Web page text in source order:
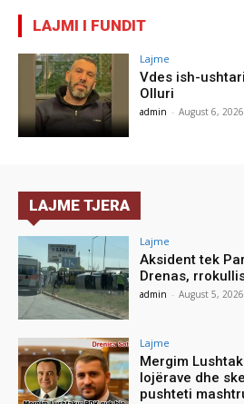
LAJMI I FUNDIT
Lajme
Vdes ish-
Olluri
admin - August 6, 2026
LAJME TJERA
Lajme
Aksident tek
Drenas,
admin - August 5, 2026
Lajme
Mergim
lojërave dhe
pushteti